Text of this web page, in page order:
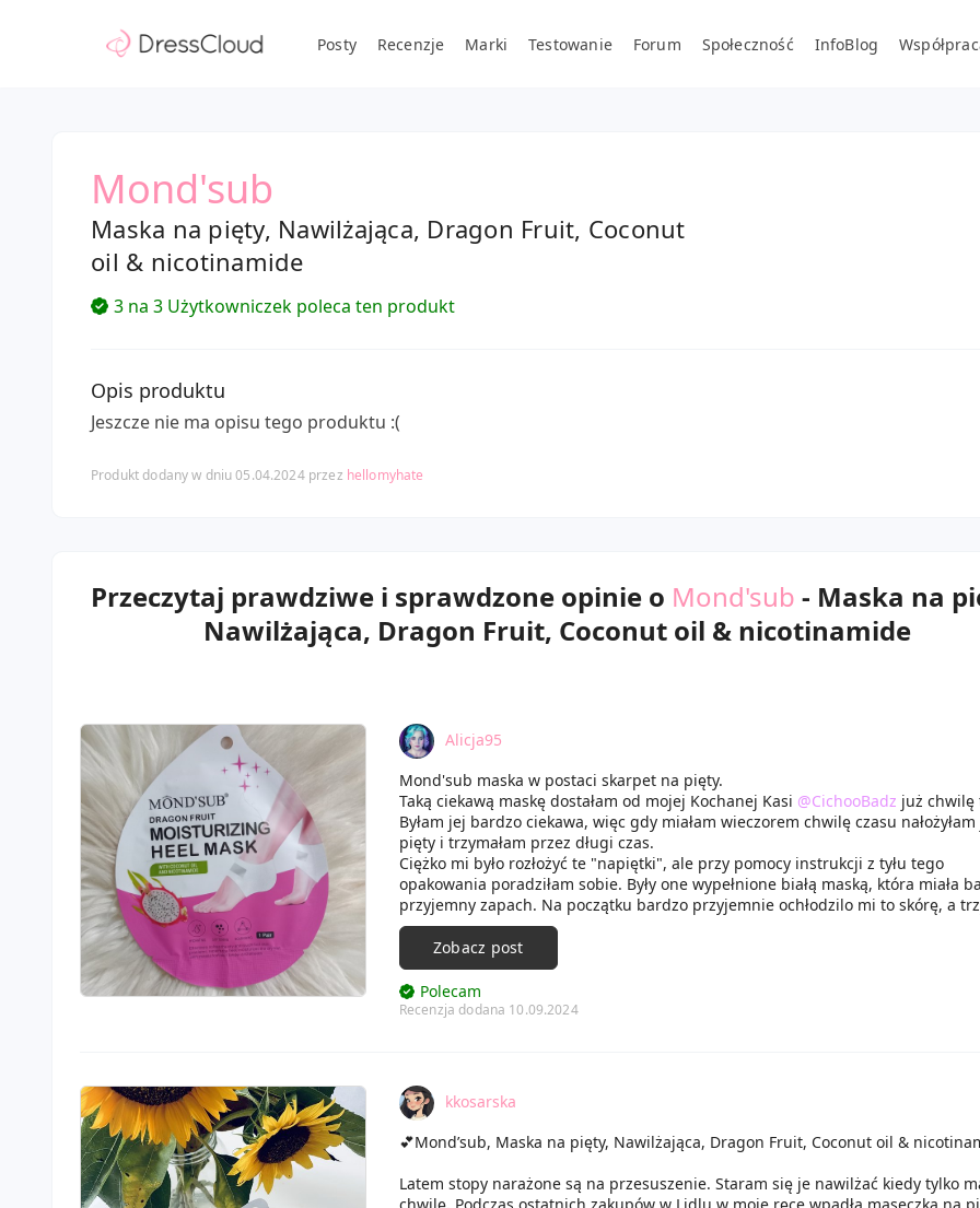
Posty Recenzje Marki Testowanie Forum Społeczność InfoBlog
Mond'sub
Maska na pięty, Nawilżająca, Dragon Fruit, Coconut
oil & nicotinamide
3 na 3 Użytkowniczek poleca ten produkt
Opis produktu
Jeszcze nie ma opisu tego produktu :(
Produkt dodany w dniu 05.04.2024 przez hellomyhate
Przeczytaj prawdziwe i sprawdzone opinie o Mond'sub - Maska na
Nawilżająca, Dragon Fruit, Coconut oil & nicotinamide
Alicja95
Mond'sub maska w postaci skarpet na pięty.
Taką ciekawą maskę dostałam od mojej Kochanej Kasi @CichooBadz już chwilę
Byłam jej bardzo ciekawa, więc gdy miałam wieczorem chwilę czasu
pięty i trzymałam przez długi czas.
Ciężko mi było rozłożyć te "napiętki", ale przy pomocy instrukcji z tyłu tego
opakowania poradziłam sobie. Były one wypełnione białą maską, która miała
przyjemny zapach. Na początku bardzo przyjemnie ochłodzilo mi to skórę, a
ją przez około 15 min, skóra na piętach stała się przyjemnie zmiękczona i
Zdecydowanie warto po nią sięgnąć.
Zobacz post
Polecam
Recenzja dodana 10.09.2024
kkosarska
💕Mond’sub, Maska na pięty, Nawilżająca, Dragon Fruit, Coconut oil &
Latem stopy narażone są na przesuszenie. Staram się je nawilżać kiedy tylko